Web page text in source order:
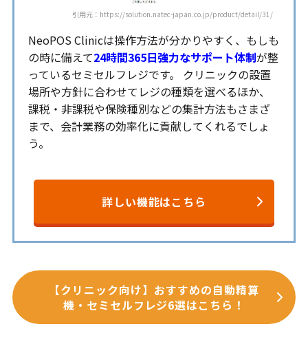
引用元：https://solution.natec-japan.co.jp/product/detail/31/
NeoPOS Clinicは操作方法が分かりやすく、もしも
の時に備えて24時間365日強力なサポート体制が整
っているセミセルフレジです。 クリニックの設置
場所や方針に合わせてレジの種類を選べるほか、
課税・非課税や保険種別などの集計方法もさまざ
まで、会計業務の効率化に貢献してくれるでしょ
う。
詳しい機能はこちら
【クリニック向け】おすすめの自動精算
機・セミセルフレジ6選はこちら！